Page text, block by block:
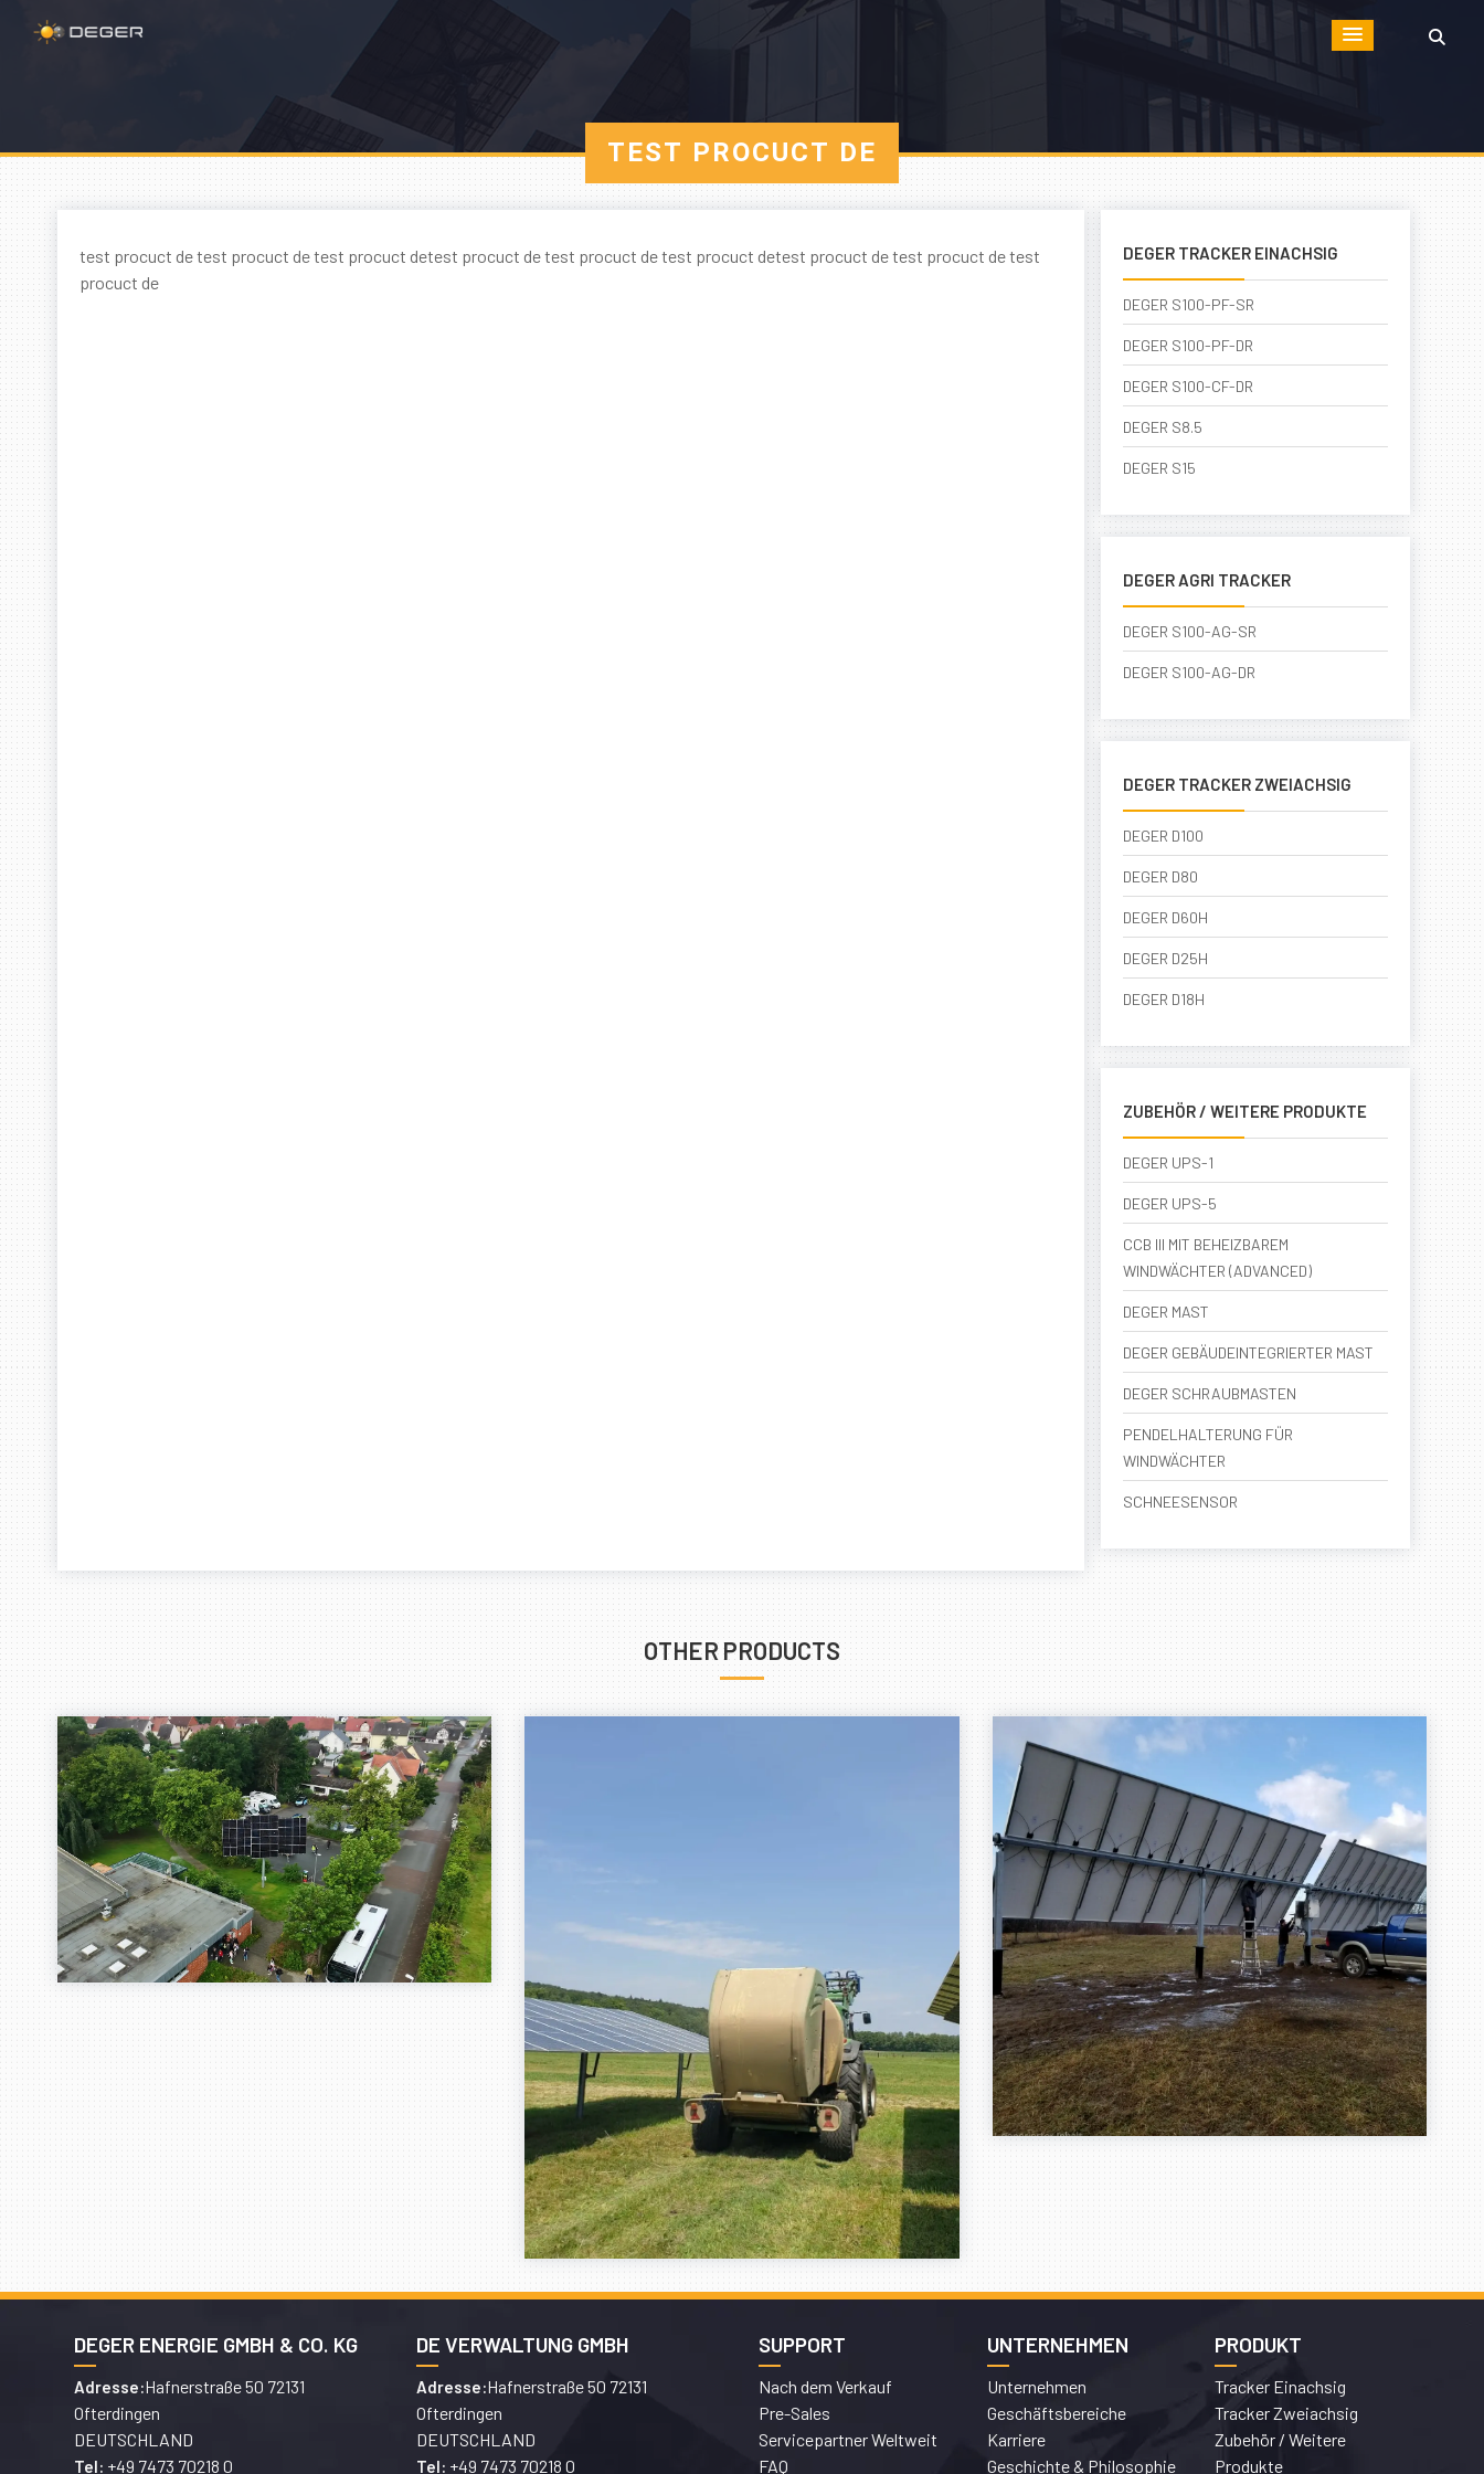
TEST PROCUCT DE
test procuct de test procuct de test procuct detest procuct de test procuct de test procuct detest procuct de test procuct de test
procuct de
DEGER TRACKER EINACHSIG
DEGER S100-PF-SR
DEGER S100-PF-DR
DEGER S100-CF-DR
DEGER S8.5
DEGER S15
DEGER AGRI TRACKER
DEGER S100-AG-SR
DEGER S100-AG-DR
DEGER TRACKER ZWEIACHSIG
DEGER D100
DEGER D80
DEGER D60H
DEGER D25H
DEGER D18H
ZUBEHÖR / WEITERE PRODUKTE
DEGER UPS-1
DEGER UPS-5
CCB III MIT BEHEIZBAREM
WINDWÄCHTER (ADVANCED)
DEGER MAST
DEGER GEBÄUDEINTEGRIERTER MAST
DEGER SCHRAUBMASTEN
PENDELHALTERUNG FÜR
WINDWÄCHTER
SCHNEESENSOR
OTHER PRODUCTS
DEGER ENERGIE GMBH & CO. KG
Adresse:Hafnerstraße 50 72131
Ofterdingen
DEUTSCHLAND
Tel: +49 7473 70218 0
DE VERWALTUNG GMBH
Adresse:Hafnerstraße 50 72131
Ofterdingen
DEUTSCHLAND
Tel: +49 7473 70218 0
SUPPORT
Nach dem Verkauf
Pre-Sales
Servicepartner Weltweit
FAQ
UNTERNEHMEN
Unternehmen
Geschäftsbereiche
Karriere
Geschichte & Philosophie
PRODUKT
Tracker Einachsig
Tracker Zweiachsig
Zubehör / Weitere
Produkte